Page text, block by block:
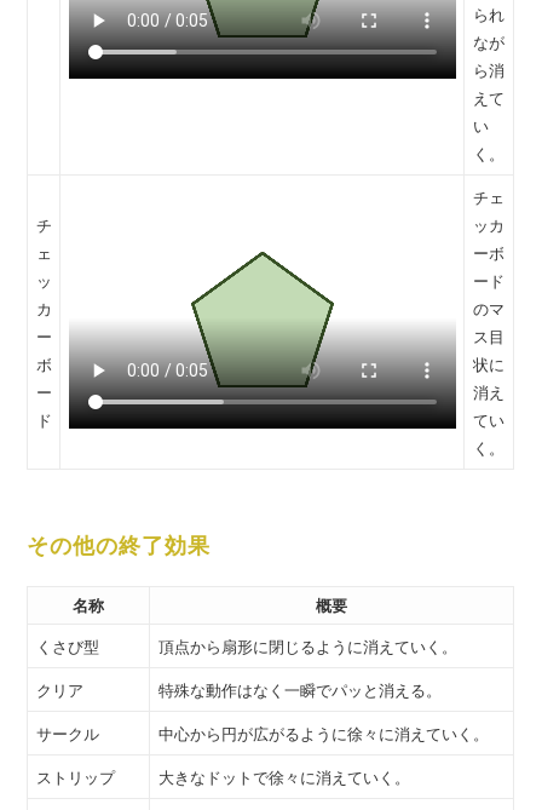
られ
なが
ら消
えて
い
く。
チ
ェ
ッ
カ
ー
ボ
ー
ド
チェ
ッカ
ーボ
ード
のマ
ス目
状に
消え
てい
く。
その他の終了効果
名称
概要
くさび型
頂点から扇形に閉じるように消えていく。
クリア
特殊な動作はなく一瞬でパッと消える。
サークル
中心から円が広がるように徐々に消えていく。
ストリップ
大きなドットで徐々に消えていく。